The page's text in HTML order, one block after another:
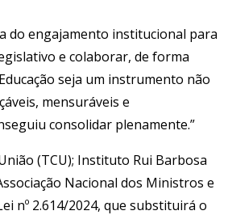
do engajamento institucional para
e colaborar, de forma
seja um instrumento não
mensuráveis e
consolidar plenamente.”
(TCU); Instituto Rui Barbosa
Nacional dos Ministros e
nº 2.614/2024, que substituirá o